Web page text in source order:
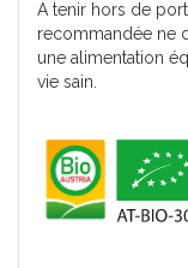
A tenir hors de
recommandée ne
une alimentation
vie sain.